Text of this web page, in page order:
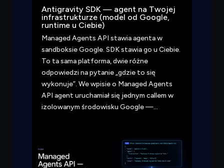
Antigravity SDK — agent na Twojej
infrastrukturze (model od Google,
runtime u Ciebie)
Managed Agents API stawia agenta w
sandboksie Google. SDK stawia go u Ciebie.
To ta sama platforma, dwie różne
odpowiedzi na pytanie „gdzie to się
wykonuje”. We wpisie o Managed Agents
API agent uruchamiał się jednym callem w
izolowanym środowisku Google —…